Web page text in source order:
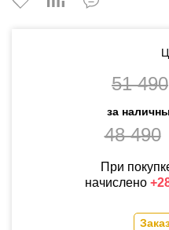
51 490
за
48 490
При
начислено